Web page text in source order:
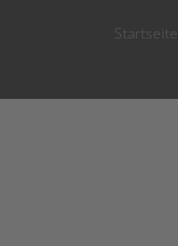
Startseite